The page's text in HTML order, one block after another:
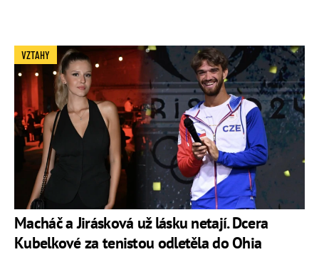
Macháč a Jirásková už lásku netají. Dcera
Kubelkové za tenistou odletěla do Ohia
VZTAHY